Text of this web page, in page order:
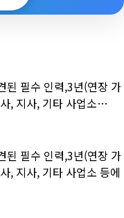
된 필수 인력,3년(연장 가
, 지사, 기타 사업소…
된 필수 인력,3년(연장 가
, 지사, 기타 사업소 등에